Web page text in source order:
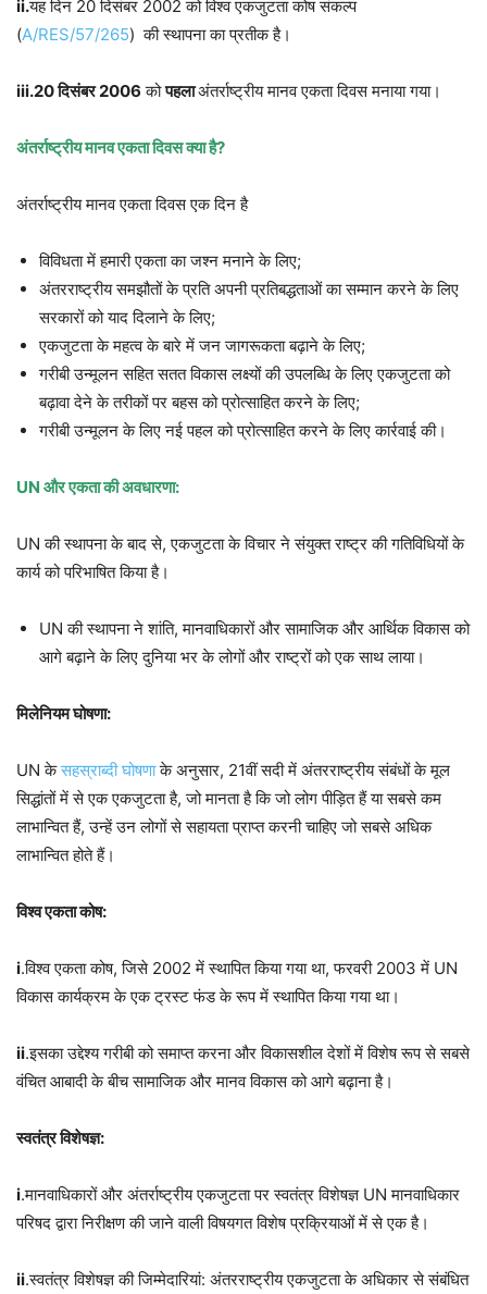
ii.यह दिन 20 दिसंबर 2002 को विश्व एकजुटता कोष संकल्प
(A/RES/57/265) की स्थापना का प्रतीक है।
iii.20 दिसंबर 2006 कोपहलाअंतर्राष्ट्रीय मानव एकता दिवस मनाया गया।
अंतर्राष्ट्रीय मानव एकता दिवस क्या है?
अंतर्राष्ट्रीय मानव एकता दिवस एक दिन है
विविधता में हमारी एकता का जश्न मनाने के लिए;
अंतरराष्ट्रीय समझौतों के प्रति अपनी प्रतिबद्धताओं का सम्मान करने के लिए
सरकारों को याद दिलाने के लिए;
एकजुटता के महत्व के बारे में जन जागरूकता बढ़ाने के लिए;
गरीबी उन्मूलन सहित सतत विकास लक्ष्यों की उपलब्धि के लिए एकजुटता को
बढ़ावा देने के तरीकों पर बहस को प्रोत्साहित करने के लिए;
गरीबी उन्मूलन के लिए नई पहल को प्रोत्साहित करने के लिए कार्रवाई की।
UN और एकता की अवधारणा:
UN की स्थापना के बाद से, एकजुटता के विचार ने संयुक्त राष्ट्र की गतिविधियों के
कार्य को परिभाषित किया है।
UN की स्थापना ने शांति, मानवाधिकारों और सामाजिक और आर्थिक विकास को
आगे बढ़ाने के लिए दुनिया भर के लोगों और राष्ट्रों को एक साथ लाया।
मिलेनियम घोषणा:
UN केसहस्राब्दी घोषणाके अनुसार, 21वीं सदी में अंतरराष्ट्रीय संबंधों के मूल
सिद्धांतों में से एक एकजुटता है, जो मानता है कि जो लोग पीड़ित हैं या सबसे कम
लाभान्वित हैं, उन्हें उन लोगों से सहायता प्राप्त करनी चाहिए जो सबसे अधिक
लाभान्वित होते हैं।
विश्व एकता कोष:
i.विश्व एकता कोष, जिसे 2002 में स्थापित किया गया था, फरवरी 2003 में UN
विकास कार्यक्रम के एक ट्रस्ट फंड के रूप में स्थापित किया गया था।
ii.इसका उद्देश्य गरीबी को समाप्त करना और विकासशील देशों में विशेष रूप से सबसे
वंचित आबादी के बीच सामाजिक और मानव विकास को आगे बढ़ाना है।
स्वतंत्र विशेषज्ञ:
i.मानवाधिकारों और अंतर्राष्ट्रीय एकजुटता पर स्वतंत्र विशेषज्ञ UN मानवाधिकार
परिषद द्वारा निरीक्षण की जाने वाली विषयगत विशेष प्रक्रियाओं में से एक है।
ii.स्वतंत्र विशेषज्ञ की जिम्मेदारियां: अंतरराष्ट्रीय एकजुटता के अधिकार से संबंधित